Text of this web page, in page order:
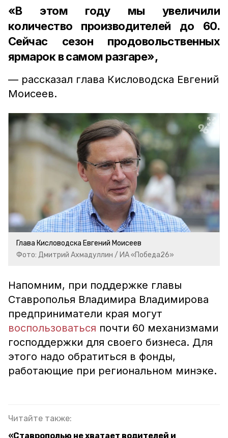
«В этом году мы увеличили
количество производителей до 60.
Сейчас сезон продовольственных
ярмарок в самом разгаре»,
— рассказал глава Кисловодска Евгений
Моисеев.
Глава Кисловодска Евгений Моисеев
Фото: Дмитрий Ахмадуллин / ИА «Победа26»
Напомним, при поддержке главы
Ставрополья Владимира Владимирова
предприниматели края могут
воспользоваться почти 60 механизмами
господдержки для своего бизнеса. Для
этого надо обратиться в фонды,
работающие при региональном минэке.
Читайте также:
«Ставрополью не хватает водителей и